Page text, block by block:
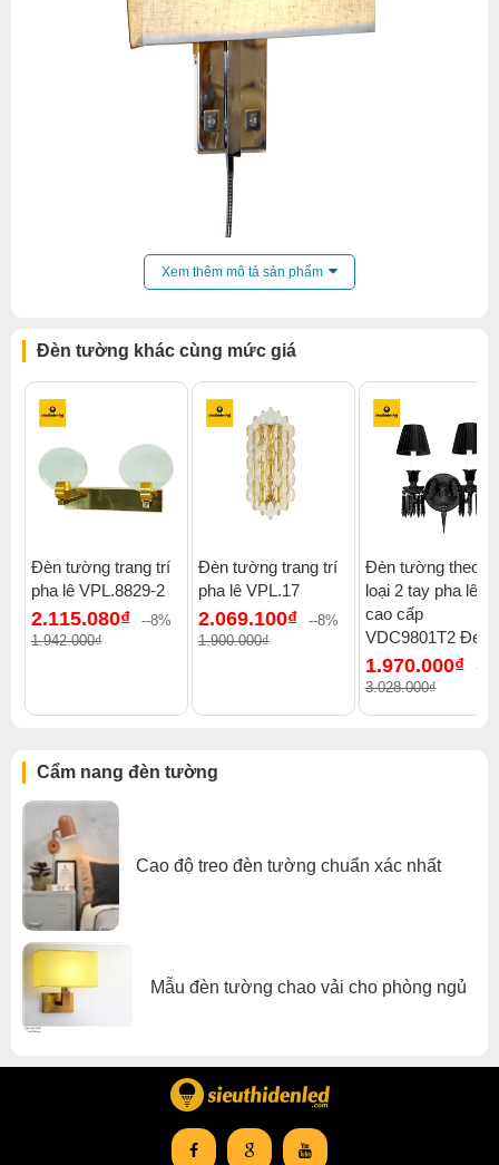
Click để xem thêm chiết khấu, quà tặng và khuyến mãi của
đèn tường.
Xem thêm:
Đèn tường hiện đại,Đèn tường phòng khách,
Xem thêm mô tả sản phẩm
Đèn tường khác cùng mức giá
Đèn tường trang trí
pha lê VPL.8829-2
2.115.080₫
--8%
1.942.000₫
Đèn tường trang trí
pha lê VPL.17
2.069.100₫
--8%
1.900.000₫
Đèn tường theo
loại 2 tay pha lê
cao cấp
VDC9801T2 Đen
1.970.000₫
-
3.028.000₫
Cẩm nang đèn tường
Cao độ treo đèn tường chuẩn xác nhất
Mẫu đèn tường chao vải cho phòng ngủ